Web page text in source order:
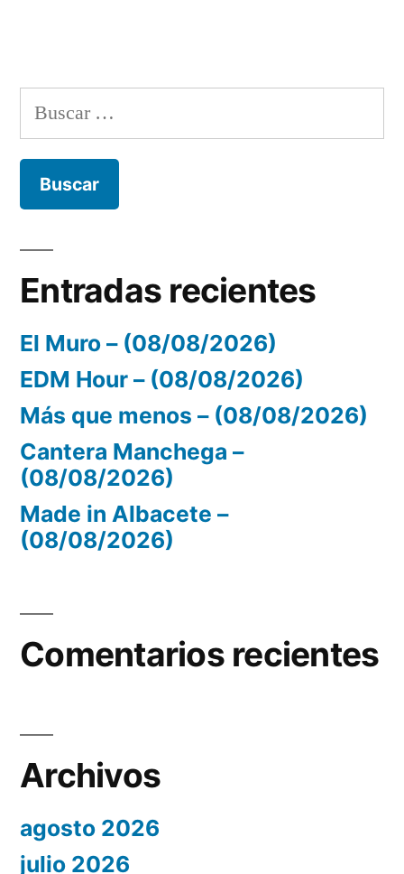
Buscar:
Entradas recientes
El Muro – (08/08/2026)
EDM Hour – (08/08/2026)
Más que menos – (08/08/2026)
Cantera Manchega –
(08/08/2026)
Made in Albacete –
(08/08/2026)
Comentarios recientes
Archivos
agosto 2026
julio 2026